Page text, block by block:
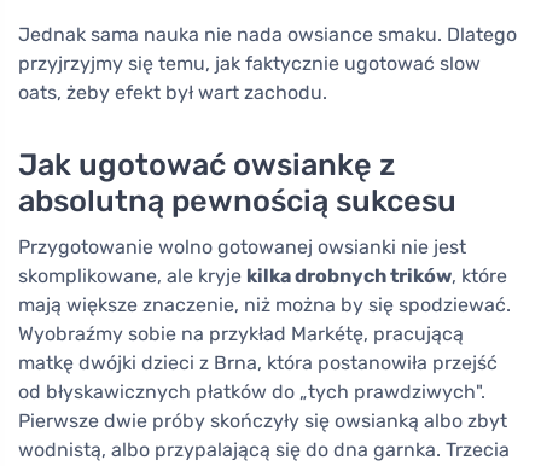
Jednak sama nauka nie nada owsiance smaku. Dlatego
przyjrzyjmy się temu, jak faktycznie ugotować slow
oats, żeby efekt był wart zachodu.
Jak ugotować owsiankę z
absolutną pewnością sukcesu
Przygotowanie wolno gotowanej owsianki nie jest
skomplikowane, ale kryje kilka drobnych trików, które
mają większe znaczenie, niż można by się spodziewać.
Wyobraźmy sobie na przykład Markétę, pracującą
matkę dwójki dzieci z Brna, która postanowiła przejść
od błyskawicznych płatków do „tych prawdziwych".
Pierwsze dwie próby skończyły się owsianką albo zbyt
wodnistą, albo przypalającą się do dna garnka. Trzecia